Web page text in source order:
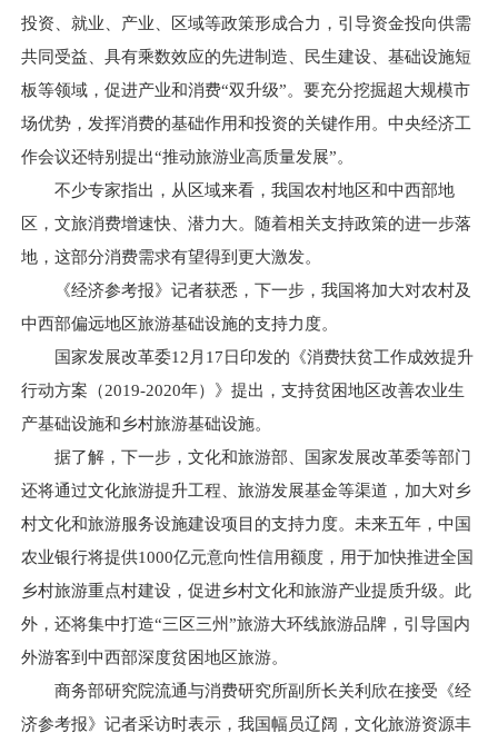
投资、就业、产业、区域等政策形成合力，引导资金投向供需
共同受益、具有乘数效应的先进制造、民生建设、基础设施短
板等领域，促进产业和消费“双升级”。要充分挖掘超大规模市
场优势，发挥消费的基础作用和投资的关键作用。中央经济工
作会议还特别提出“推动旅游业高质量发展”。
不少专家指出，从区域来看，我国农村地区和中西部地
区，文旅消费增速快、潜力大。随着相关支持政策的进一步落
地，这部分消费需求有望得到更大激发。
《经济参考报》记者获悉，下一步，我国将加大对农村及
中西部偏远地区旅游基础设施的支持力度。
国家发展改革委12月17日印发的《消费扶贫工作成效提升
行动方案（2019-2020年）》提出，支持贫困地区改善农业生
产基础设施和乡村旅游基础设施。
据了解，下一步，文化和旅游部、国家发展改革委等部门
还将通过文化旅游提升工程、旅游发展基金等渠道，加大对乡
村文化和旅游服务设施建设项目的支持力度。未来五年，中国
农业银行将提供1000亿元意向性信用额度，用于加快推进全国
乡村旅游重点村建设，促进乡村文化和旅游产业提质升级。此
外，还将集中打造“三区三州”旅游大环线旅游品牌，引导国内
外游客到中西部深度贫困地区旅游。
商务部研究院流通与消费研究所副所长关利欣在接受《经
济参考报》记者采访时表示，我国幅员辽阔，文化旅游资源丰